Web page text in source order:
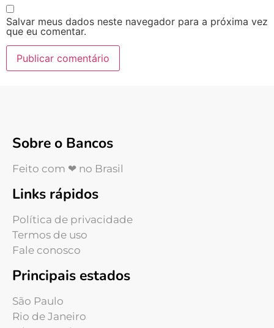
Salvar meus dados neste navegador para a próxima vez
que eu comentar.
Sobre o Bancos
Feito com ❤ no Brasil
Links rápidos
Política de privacidade
Termos de uso
Fale conosco
Principais estados
São Paulo
Rio de Janeiro